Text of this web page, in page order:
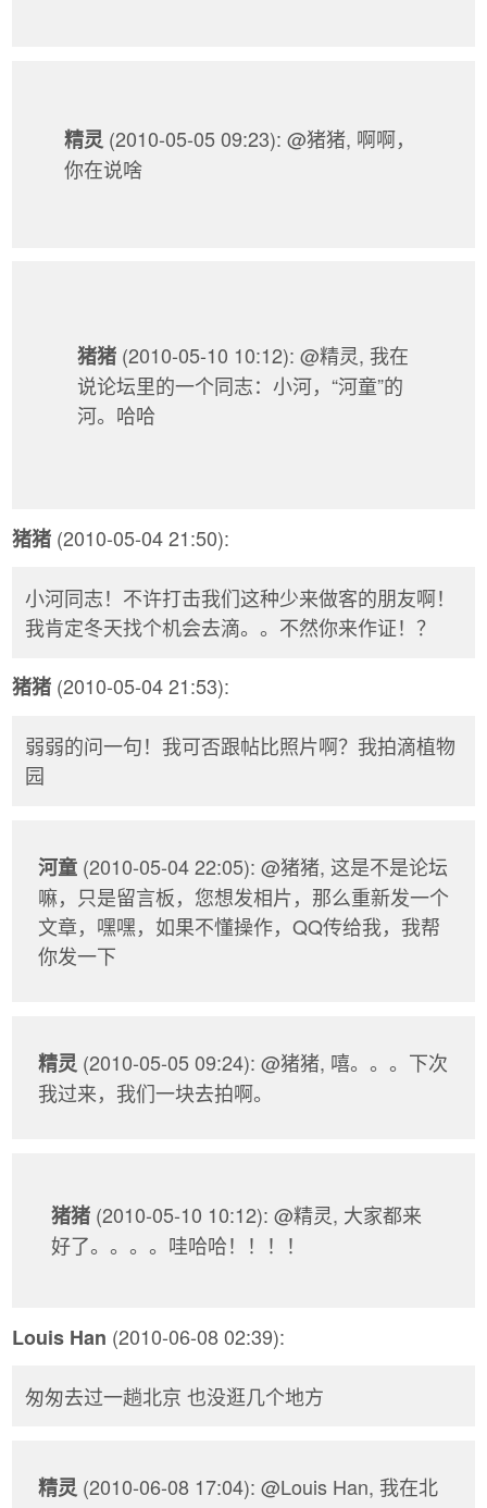
精灵 (2010-05-05 09:23): @猪猪, 啊啊，
你在说啥
猪猪 (2010-05-10 10:12): @精灵, 我在
说论坛里的一个同志：小河，“河童”的
河。哈哈
猪猪 (2010-05-04 21:50):
小河同志！不许打击我们这种少来做客的朋友啊！
我肯定冬天找个机会去滴。。不然你来作证！？
猪猪 (2010-05-04 21:53):
弱弱的问一句！我可否跟帖比照片啊？我拍滴植物
园
河童 (2010-05-04 22:05): @猪猪, 这是不是论坛
嘛，只是留言板，您想发相片，那么重新发一个
文章，嘿嘿，如果不懂操作，QQ传给我，我帮
你发一下
精灵 (2010-05-05 09:24): @猪猪, 嘻。。。下次
我过来，我们一块去拍啊。
猪猪 (2010-05-10 10:12): @精灵, 大家都来
好了。。。。哇哈哈！！！！
Louis Han (2010-06-08 02:39):
匆匆去过一趟北京 也没逛几个地方
精灵 (2010-06-08 17:04): @Louis Han, 我在北